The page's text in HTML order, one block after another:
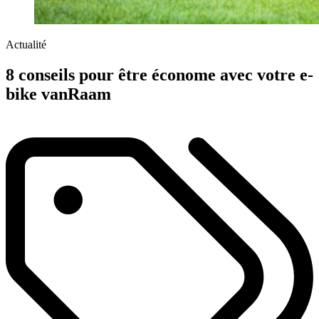
Actualité
8 conseils pour être économe avec votre e-
bike vanRaam